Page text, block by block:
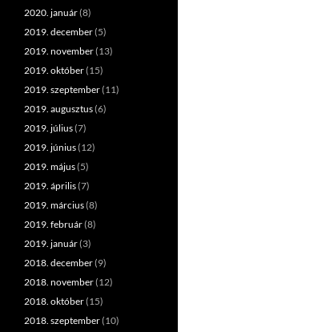
2020. január(8)
2019. december(5)
2019. november(13)
2019. október(15)
2019. szeptember(11)
2019. augusztus(6)
2019. július(7)
2019. június(12)
2019. május(5)
2019. április(7)
2019. március(8)
2019. február(8)
2019. január(3)
2018. december(9)
2018. november(12)
2018. október(15)
2018. szeptember(10)